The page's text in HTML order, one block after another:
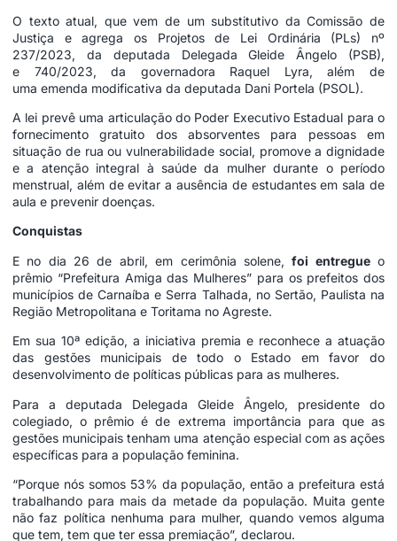
O texto atual, que vem de um substitutivo da Comissão de
Justiça e agrega os Projetos de Lei Ordinária (PLs) nº
237/2023, da deputada Delegada Gleide Ângelo (PSB),
e 740/2023, da governadora Raquel Lyra, além de
uma emenda modificativa da deputada Dani Portela (PSOL).
A lei prevê uma articulação do Poder Executivo Estadual para o
fornecimento gratuito dos absorventes para pessoas em
situação de rua ou vulnerabilidade social, promove a dignidade
e a atenção integral à saúde da mulher durante o período
menstrual, além de evitar a ausência de estudantes em sala de
aula e prevenir doenças.
Conquistas
E no dia 26 de abril, em cerimônia solene,foi entregueo
prêmio “Prefeitura Amiga das Mulheres” para os prefeitos dos
municípios de Carnaíba e Serra Talhada, no Sertão, Paulista na
Região Metropolitana e Toritama no Agreste.
Em sua 10ª edição, a iniciativa premia e reconhece a atuação
das gestões municipais de todo o Estado em favor do
desenvolvimento de políticas públicas para as mulheres.
Para a deputada Delegada Gleide Ângelo, presidente do
colegiado, o prêmio é de extrema importância para que as
gestões municipais tenham uma atenção especial com as ações
específicas para a população feminina.
“Porque nós somos 53% da população, então a prefeitura está
trabalhando para mais da metade da população. Muita gente
não faz política nenhuma para mulher, quando vemos alguma
que tem, tem que ter essa premiação”, declarou.